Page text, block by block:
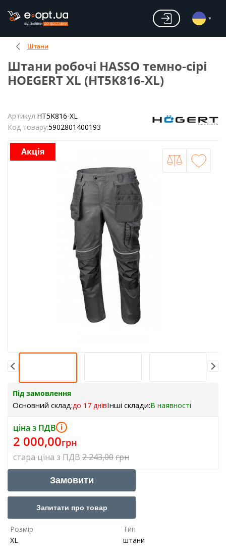
Штани
Штани робочі HASSO темно-сірі
HOEGERT XL (HT5K816-XL)
Артикул:HT5K816-XL
Код товару:5902801400193
Акція
Під замовлення
Основний склад:до 17 днівІнші склади:В наявності
ціна з ПДВ i
2 000,00грн
cтара ціна з ПДВ 2 243,00грн
Замовити
Запитати про товар
Розмір
XL
Тип
штани